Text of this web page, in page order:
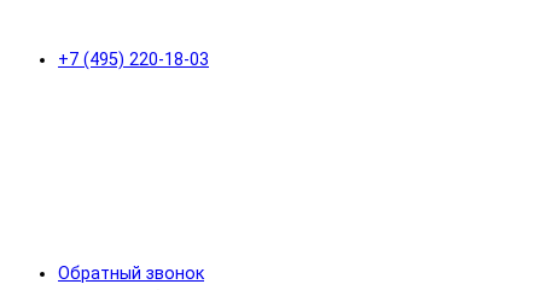
+7 (495) 220-18-03
Обратный звонок